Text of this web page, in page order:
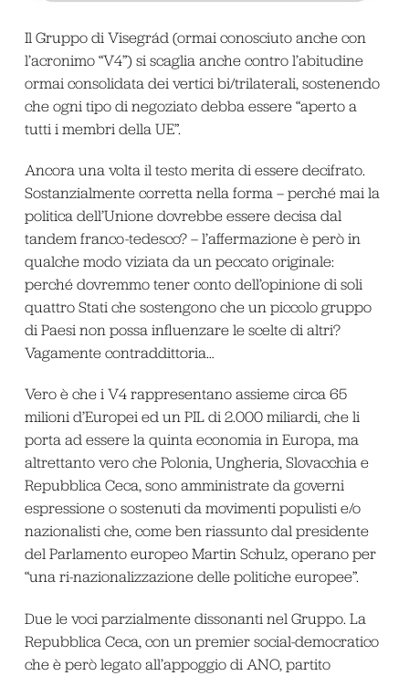
Il Gruppo di Visegrád (ormai conosciuto anche con
l’acronimo “V4”) si scaglia anche contro l’abitudine
ormai consolidata dei vertici bi/trilaterali, sostenendo
che ogni tipo di negoziato debba essere “aperto a
tutti i membri della UE”.
Ancora una volta il testo merita di essere decifrato.
Sostanzialmente corretta nella forma – perché mai la
politica dell’Unione dovrebbe essere decisa dal
tandem franco-tedesco? – l’affermazione è però in
qualche modo viziata da un peccato originale:
perché dovremmo tener conto dell’opinione di soli
quattro Stati che sostengono che un piccolo gruppo
di Paesi non possa influenzare le scelte di altri?
Vagamente contraddittoria…
Vero è che i V4 rappresentano assieme circa 65
milioni d’Europei ed un PIL di 2.000 miliardi, che li
porta ad essere la quinta economia in Europa, ma
altrettanto vero che Polonia, Ungheria, Slovacchia e
Repubblica Ceca, sono amministrate da governi
espressione o sostenuti da movimenti populisti e/o
nazionalisti che, come ben riassunto dal presidente
del Parlamento europeo Martin Schulz, operano per
“una ri-nazionalizzazione delle politiche europee”.
Due le voci parzialmente dissonanti nel Gruppo. La
Repubblica Ceca, con un premier social-democratico
che è però legato all’appoggio di ANO, partito